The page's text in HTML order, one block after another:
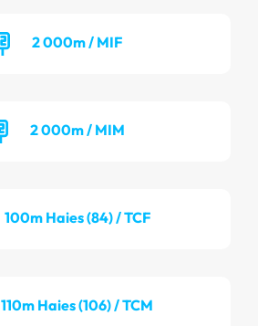
2 000m / MIF
2 000m / MIM
100m Haies (84) / TCF
110m Haies (106) / TCM